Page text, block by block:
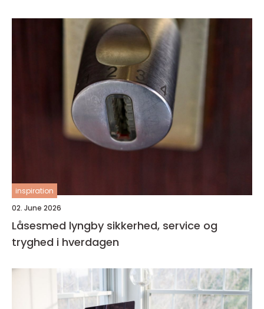
inspiration
02. June 2026
Låsesmed lyngby sikkerhed, service og
tryghed i hverdagen